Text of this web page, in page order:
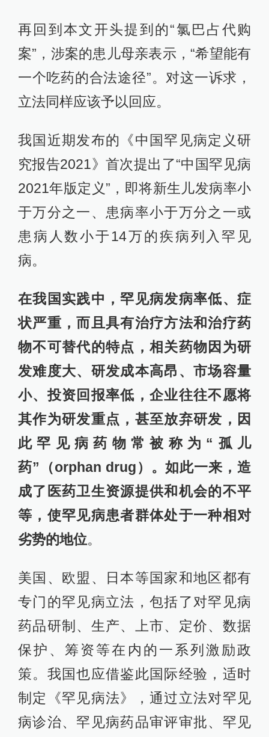
再回到本文开头提到的“氯巴占代购
案”，涉案的患儿母亲表示，“希望能有
一个吃药的合法途径”。对这一诉求，
立法同样应该予以回应。
我国近期发布的《中国罕见病定义研
究报告2021》首次提出了“中国罕见病
2021年版定义”，即将新生儿发病率小
于万分之一、患病率小于万分之一或
患病人数小于14万的疾病列入罕见
病。
在我国实践中，罕见病发病率低、症
状严重，而且具有治疗方法和治疗药
物不可替代的特点，相关药物因为研
发难度大、研发成本高昂、市场容量
小、投资回报率低，企业往往不愿将
其作为研发重点，甚至放弃研发，因
此罕见病药物常被称为“孤儿
药”（orphan drug）。如此一来，造
成了医药卫生资源提供和机会的不平
等，使罕见病患者群体处于一种相对
劣势的地位。
美国、欧盟、日本等国家和地区都有
专门的罕见病立法，包括了对罕见病
药品研制、生产、上市、定价、数据
保护、筹资等在内的一系列激励政
策。我国也应借鉴此国际经验，适时
制定《罕见病法》，通过立法对罕见
病诊治、罕见病药品审评审批、罕见